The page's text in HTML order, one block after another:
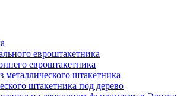
евроштакетника
евроштакетника
штакетника
штакетника под дерево